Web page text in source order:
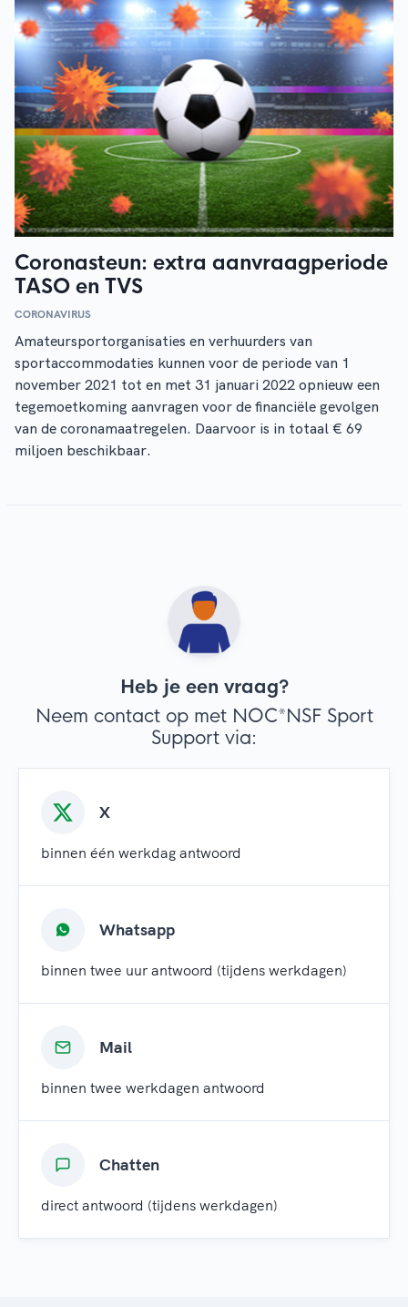
Coronasteun: extra aanvraagperiode
TASO en TVS
CORONAVIRUS
Amateursportorganisaties en verhuurders van
sportaccommodaties kunnen voor de periode van 1
november 2021 tot en met 31 januari 2022 opnieuw een
tegemoetkoming aanvragen voor de financiële gevolgen
van de coronamaatregelen. Daarvoor is in totaal € 69
miljoen beschikbaar.
Heb je een vraag?
Neem contact op met NOC*NSF Sport
Support via:
X
binnen één werkdag antwoord
Whatsapp
binnen twee uur antwoord (tijdens werkdagen)
Mail
binnen twee werkdagen antwoord
Chatten
direct antwoord (tijdens werkdagen)